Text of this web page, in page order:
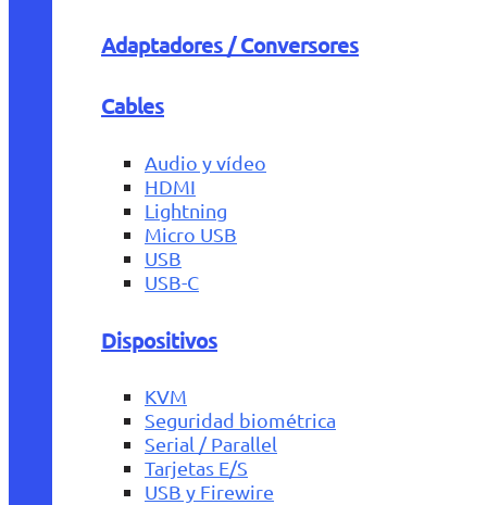
Adaptadores / Conversores
Cables
Audio y vídeo
HDMI
Lightning
Micro USB
USB
USB-C
Dispositivos
KVM
Seguridad biométrica
Serial / Parallel
Tarjetas E/S
USB y Firewire